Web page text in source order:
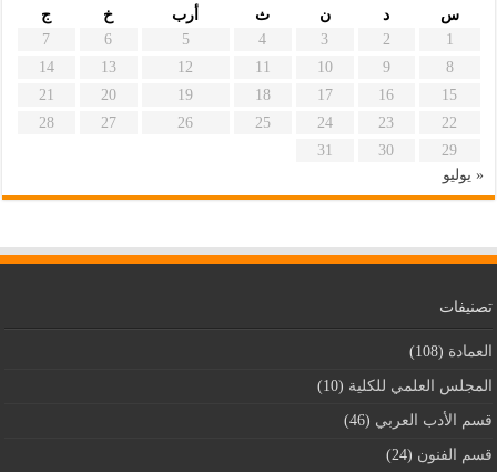
س
د ن ث أرب خ
ج
1
2
3
4
5
6
7
8
9
10
11
12
13
14
15
16
17
18
19
20
21
22
23
24
25
26
27
28
29
30
31
« يوليو
تصنيفات
العمادة (108)
المجلس العلمي للكلية (10)
قسم اﻷدب العربي (46)
قسم الفنون (24)